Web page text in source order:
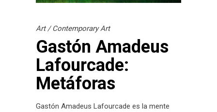
Art/Contemporary Art
Gastón Amadeus
Lafourcade:
Metáforas
Gastón Amadeus Lafourcade es la mente